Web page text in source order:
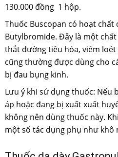
130.000 đồng 1 hộp.
Thuốc Buscopan có hoạt chất
Butylbromide. Đây là một
thắt đường tiêu hóa, viêm
cũng thường được dùng cho
bị đau bụng kinh.
Lưu ý khi sử dụng thuốc: Nếu
áp hoặc đang bị xuất xuất
không nên dùng thuốc này.
một số tác dụng phụ như khô